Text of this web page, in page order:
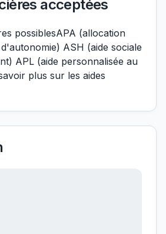
acceptées
possiblesAPA (allocation
ASH (aide sociale
APL (aide personnalisée au
plus sur les aides